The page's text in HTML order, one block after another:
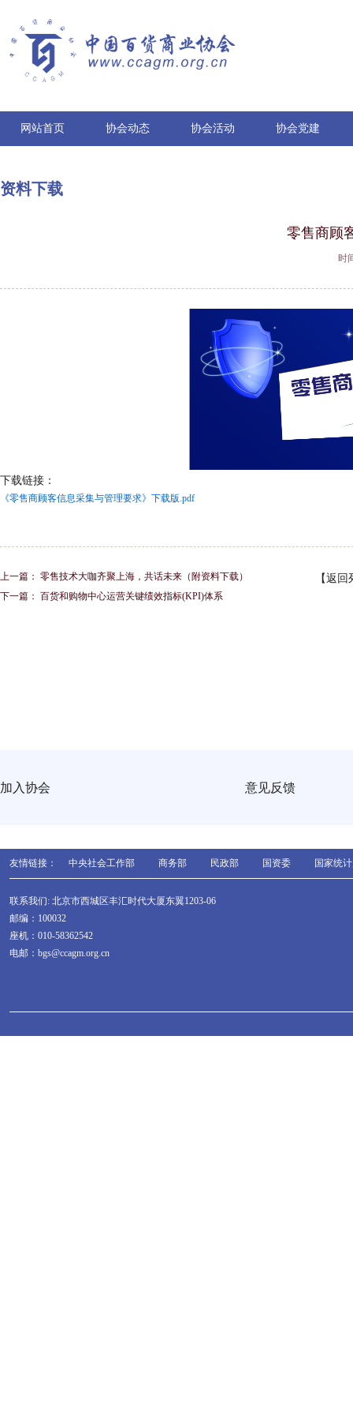
网站首页 协会动态 协会活动 协会党建
资料下载
零售商顾
时
下载链接：
《零售商顾客信息采集与管理要求》下载版.pdf
上一篇： 零售技术大咖齐聚上海，共话未来（附资料下载）
下一篇： 百货和购物中心运营关键绩效指标(KPI)体系
【返
加入协会 意见反馈
友情链接： 中央社会工作部 商务部 民政部 国资委 国家统
联系我们: 北京市西城区丰汇时代大厦东翼1203-06
邮编：100032
座机：010-58362542
电邮：bgs@ccagm.org.cn